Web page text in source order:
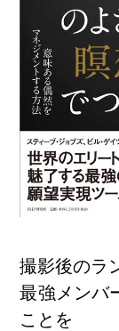
撮影後のラ
最強メンバ
ことを